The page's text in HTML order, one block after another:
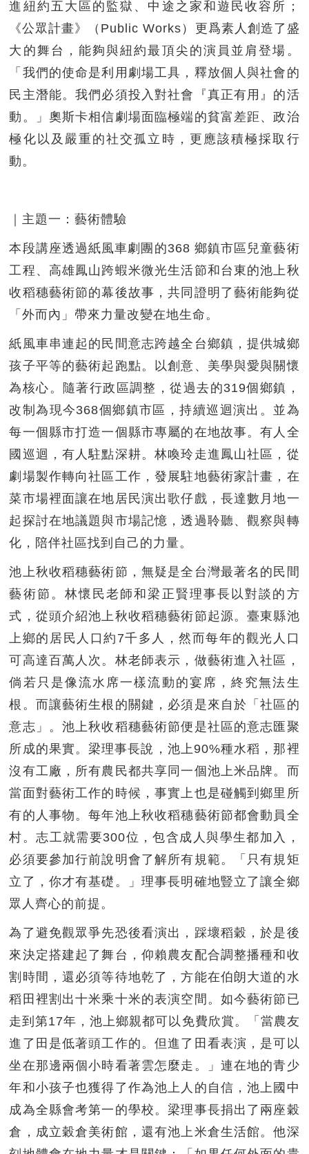
進紐約五大區的監獄、中途之家和遊民收容所；
《公眾計畫》（Public Works）更爲素人創造了盛
大的舞台，能夠與紐約最頂尖的演員並肩登場。
「我們的使命是利用劇場工具，釋放個人與社會的
民主潛能。我們必須投入對社會『真正有用』的活
動。」奧斯卡相信劇場面臨極端的貧富差距、政治
極化以及嚴重的社交孤立時，更應該積極採取行
動。
｜主題一：藝術體驗
本段講座透過紙風車劇團的368 鄉鎮市區兒童藝術
工程、高雄鳳山跨蝦米微光生活節和台東的池上秋
收稻穗藝術節的幕後故事，共同證明了藝術能夠從
「外而內」帶來力量改變在地生命。
紙風車串連起的民間意志跨越全台鄉鎮，提供城鄉
孩子平等的藝術起跑點。以創意、美學與愛與關懷
為核心。隨著行政區調整，從過去的319個鄉鎮，
改制為現今368個鄉鎮市區，持續巡迴演出。並為
每一個縣市打造一個縣市專屬的在地故事。有人全
國巡迴，有人駐點深耕。林喚玲走進鳳山社區，從
劇場製作轉向社區工作，發展駐地藝術家計畫，在
菜市場裡面讓在地居民演出歌仔戲，長達數月地一
起探討在地議題與市場記憶，透過聆聽、觀察與轉
化，陪伴社區找到自己的力量。
池上秋收稻穗藝術節，無疑是全台灣最著名的民間
藝術節。林懷民老師和梁正賢理事長以對談的方
式，從頭介紹池上秋收稻穗藝術節起源。臺東縣池
上鄉的居民人口約7千多人，然而每年的觀光人口
可高達百萬人次。林老師表示，做藝術進入社區，
倘若只是像流水席一樣流動的宴席，終究無法生
根。而讓藝術生根的關鍵，必須是來自於「社區的
意志」。池上秋收稻穗藝術節便是社區的意志匯聚
所成的果實。梁理事長說，池上90%種水稻，那裡
沒有工廠，所有農民都共享同一個池上米品牌。而
當面對藝術工作的時候，事實上也是碰觸到鄉里所
有的人事物。每年池上秋收稻穗藝術節都會動員全
村。志工就需要300位，包含成人與學生都加入，
必須要參加行前說明會了解所有規範。「只有規矩
立了，你才有基礎。」理事長明確地豎立了讓全鄉
眾人齊心的前提。
為了避免觀眾爭先恐後看演出，踩壞稻穀，於是後
來決定搭建起了舞台，仰賴農友配合調整播種和收
割時間，還必須等待地乾了，方能在伯朗大道的水
稻田裡割出十米乘十米的表演空間。如今藝術節已
走到第17年，池上鄉親都可以免費欣賞。「當農友
進了田是低著頭工作的。但進了田看表演，是可以
坐在那邊兩個小時看著雲怎麼走。」連在地的青少
年和小孩子也獲得了作為池上人的自信，池上國中
成為全縣會考第一的學校。梁理事長捐出了兩座穀
倉，成立穀倉美術館，還有池上米倉生活館。他深